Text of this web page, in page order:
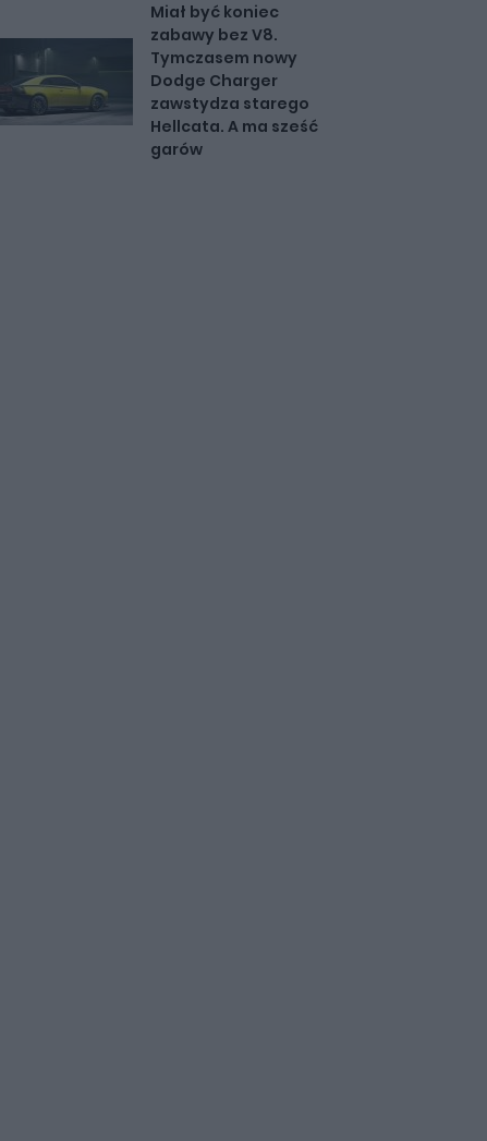
Miał być koniec
zabawy bez V8.
Tymczasem nowy
Dodge Charger
zawstydza starego
Hellcata. A ma sześć
garów